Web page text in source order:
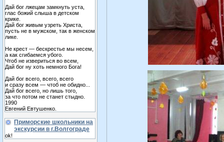
Дай бог лжецам замкнуть уста,
глас божий слыша в детском
крике.
Дай бог живым узреть Христа,
пусть не в мужском, так в женском
лике.
Не крест — бескрестье мы несем,
а как сгибаемся убого.
Чтоб не извериться во всем,
Дай бог ну хоть немного Бога!
Дай бог всего, всего, всего
и сразу всем — чтоб не обидно...
Дай бог всего, но лишь того,
за что потом не станет стыдно.
1990
Евгений Евтушенко.
Приморские школьники на
экскурсии в г.Волгограде
ok!